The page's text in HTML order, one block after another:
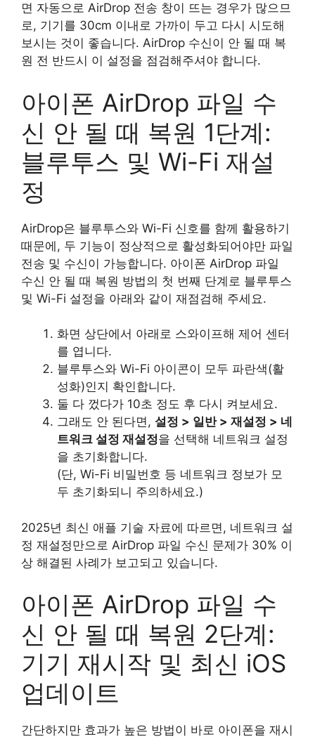
면 자동으로 AirDrop 전송 창이 뜨는 경우가 많으므
로, 기기를 30cm 이내로 가까이 두고 다시 시도해
보시는 것이 좋습니다. AirDrop 수신이 안 될 때 복
원 전 반드시 이 설정을 점검해주셔야 합니다.
아이폰 AirDrop 파일 수
신 안 될 때 복원 1단계:
블루투스 및 Wi-Fi 재설
정
AirDrop은 블루투스와 Wi-Fi 신호를 함께 활용하기
때문에, 두 기능이 정상적으로 활성화되어야만 파일
전송 및 수신이 가능합니다. 아이폰 AirDrop 파일
수신 안 될 때 복원 방법의 첫 번째 단계로 블루투스
및 Wi-Fi 설정을 아래와 같이 재점검해 주세요.
화면 상단에서 아래로 스와이프해 제어 센터
를 엽니다.
블루투스와 Wi-Fi 아이콘이 모두 파란색(활
성화)인지 확인합니다.
둘 다 껐다가 10초 정도 후 다시 켜보세요.
그래도 안 된다면, 설정 > 일반 > 재설정 > 네
트워크 설정 재설정을 선택해 네트워크 설정
을 초기화합니다.
(단, Wi-Fi 비밀번호 등 네트워크 정보가 모
두 초기화되니 주의하세요.)
2025년 최신 애플 기술 자료에 따르면, 네트워크 설
정 재설정만으로 AirDrop 파일 수신 문제가 30% 이
상 해결된 사례가 보고되고 있습니다.
아이폰 AirDrop 파일 수
신 안 될 때 복원 2단계:
기기 재시작 및 최신 iOS
업데이트
간단하지만 효과가 높은 방법이 바로 아이폰을 재시